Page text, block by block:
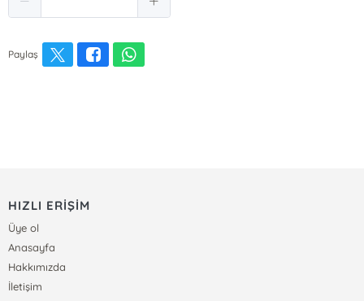
Paylaş
HIZLI ERİŞİM
Üye ol
Anasayfa
Hakkımızda
İletişim